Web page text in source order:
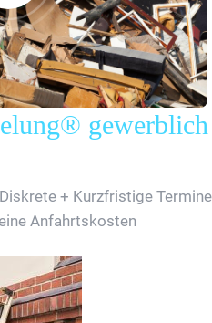
gewerblich
Diskrete + Kurzfristige
Anfahrtskosten